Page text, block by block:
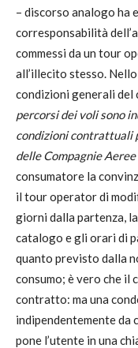
– discorso analogo ha
corresponsabilità
commessi da un tour
all’illecito stesso.
condizioni generali del
percorsi dei voli sono
condizioni contrattuali
delle Compagnie
consumatore la
il tour operator di
giorni dalla partenza,
catalogo e gli orari di
quanto previsto dalla
consumo; è vero che il
contratto: ma una
indipendentemente
pone l’utente in una